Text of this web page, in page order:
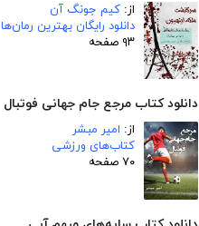
از: کیم جونگ آن
دانلود رایگان بهترین رمان‌ها
۹۳ صفحه
دانلود کتاب مرجع جام جهانی فوتبال
از: امیر مبشر
کتاب‌های ورزشی
۷۰ صفحه